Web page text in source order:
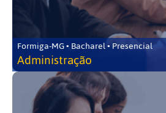
Formiga-MG • Bacharel • Presencial
Administração